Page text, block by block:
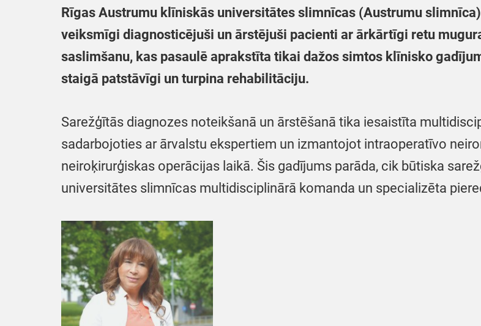
Rīgas Austrumu klīniskās universitātes slimnīcas (Austrumu
veiksmīgi diagnosticējuši un ārstējuši pacienti ar ārkārtīgi retu
saslimšanu, kas pasaulē aprakstīta tikai dažos simtos klīnisko
staigā patstāvīgi un turpina rehabilitāciju.
Sarežģītās diagnozes noteikšanā un ārstēšanā tika iesaistīta
sadarbojoties ar ārvalstu ekspertiem un izmantojot intraoperatīvo
neiroķirurģiskas operācijas laikā. Šis gadījums parāda, cik būtiska
universitātes slimnīcas multidisciplinārā komanda un specializēta